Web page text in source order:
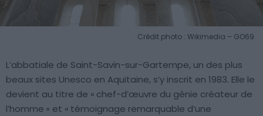
Crédit photo : Wikimedia – GO69
L’abbatiale de Saint-Savin-sur-Gartempe, un des plus
beaux sites Unesco en Aquitaine, s’y inscrit en 1983. Elle le
devient au titre de « chef-d’œuvre du génie créateur de
l’homme » et « témoignage remarquable d’une